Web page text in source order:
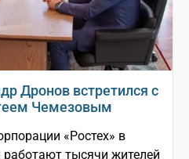
Дронов встретился с
Чемезовым
«Ростех» в
работают тысячи жителей